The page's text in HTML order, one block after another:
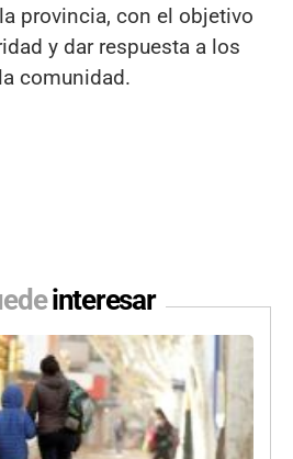
provincia, con el objetivo
y dar respuesta a los
comunidad.
interesar